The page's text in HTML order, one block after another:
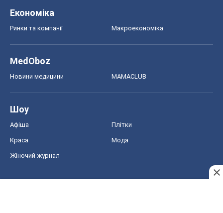
Економіка
Ринки та компанії Макроекономіка
MedOboz
Новини медицини MAMACLUB
Шоу
Афіша Плітки
Краса Мода
Жіночий журнал